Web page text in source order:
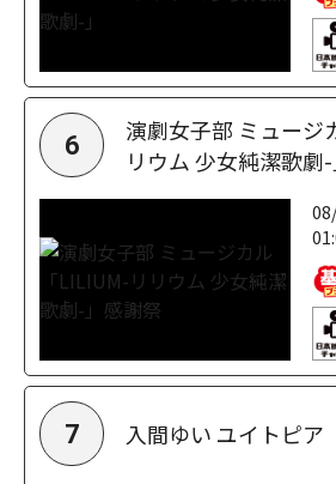
6
演劇女子部 ミュージ
リウム 少女純潔歌劇
7 入間ゆい ユイトピア